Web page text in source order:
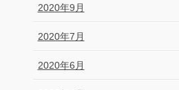
2020年9月
2020年7月
2020年6月